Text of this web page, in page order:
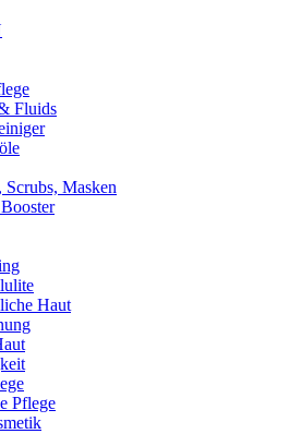
Fluids
Scrubs, Masken
Haut
Pflege